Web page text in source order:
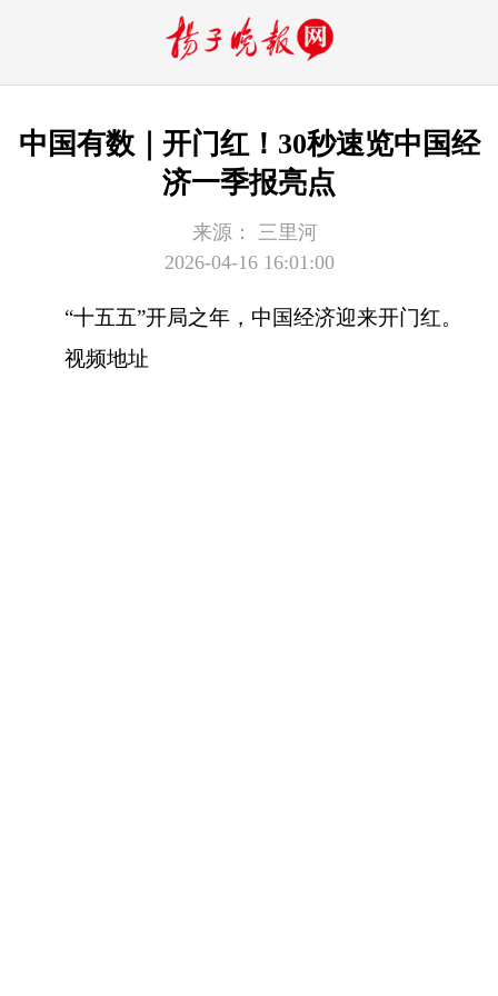
中国有数｜开门红！30秒速览中国经
济一季报亮点
来源：
三里河
2026-04-16 16:01:00
“十五五”开局之年，中国经济迎来开门红。
视频地址